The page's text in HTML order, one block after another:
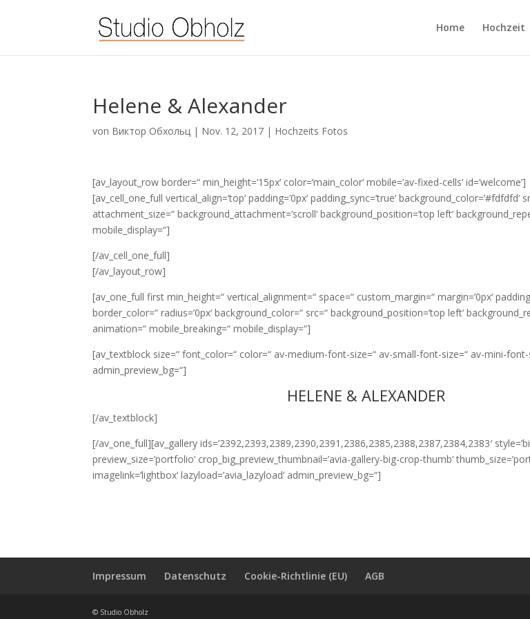
Home Hochzeit
Helene & Alexander
von Виктор Обхольц | Nov. 12, 2017 | Hochzeits Fotos
[av_layout_row border=“ min_height=’15px‘ color=’main_color‘ mobile=’av-fixed-cells‘ id=’welcome‘]
[av_cell_one_full vertical_align=’top‘ padding=’0px‘ padding_sync=’true‘ background_color=’#fdfdfd‘
attachment_size=“ background_attachment=’scroll‘ background_position=’top left‘
mobile_display=“]
[/av_cell_one_full]
[/av_layout_row]
[av_one_full first min_height=“ vertical_alignment=“ space=“ custom_margin=“ margin=’0px‘
border_color=“ radius=’0px‘ background_color=“ src=“ background_position=’top left‘
animation=“ mobile_breaking=“ mobile_display=“]
[av_textblock size=“ font_color=“ color=“ av-medium-font-size=“ av-small-font-size=“ av-mini-font-
admin_preview_bg=“]
HELENE & ALEXANDER
[/av_textblock]
[/av_one_full][av_gallery ids=’2392,2393,2389,2390,2391,2386,2385,2388,2387,2384,2383′
preview_size=’portfolio‘ crop_big_preview_thumbnail=’avia-gallery-big-crop-thumb‘
imagelink=’lightbox‘ lazyload=’avia_lazyload‘ admin_preview_bg=“]
Impressum Datenschutz Cookie-Richtlinie (EU) AGB
© Studio Obholz